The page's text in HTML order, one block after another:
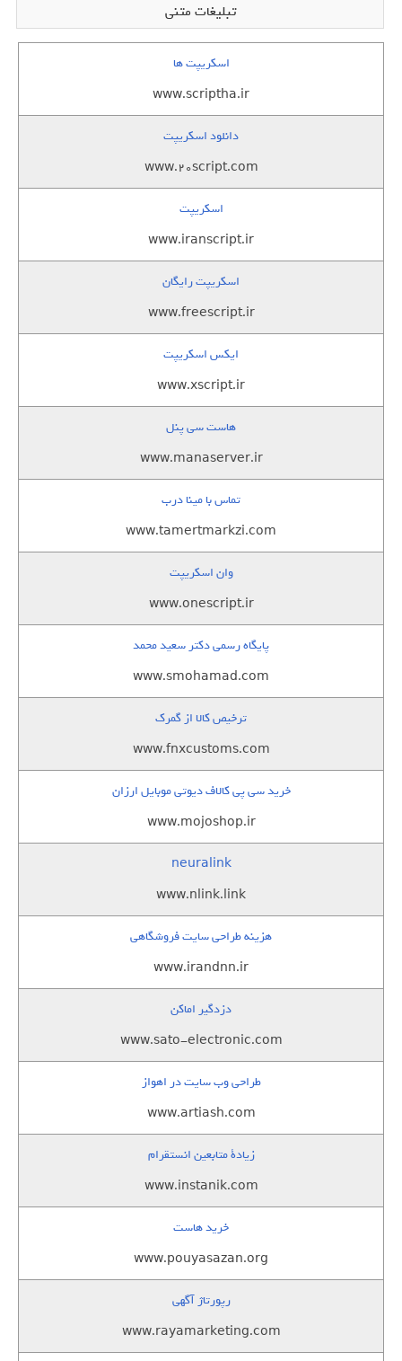
تبلیغات متنی
اسکریپت ها
www.scriptha.ir
دانلود اسکریپت
www.20script.com
اسکریپت
www.iranscript.ir
اسکریپت رایگان
www.freescript.ir
ایکس اسکریپت
www.xscript.ir
هاست سی پنل
www.manaserver.ir
تماس با مینا درب
www.tamertmarkzi.com
وان اسکریپت
www.onescript.ir
پایگاه رسمی دکتر سعید محمد
www.smohamad.com
ترخیص کالا از گمرک
www.fnxcustoms.com
خرید سی پی کالاف دیوتی موبایل ارزان
www.mojoshop.ir
neuralink
www.nlink.link
هزینه طراحی سایت فروشگاهی
www.irandnn.ir
دزدگیر اماکن
www.sato-electronic.com
طراحی وب سایت در اهواز
www.artiash.com
زيادة متابعين انستقرام
www.instanik.com
خرید هاست
www.pouyasazan.org
رپورتاژ آگهی
www.rayamarketing.com